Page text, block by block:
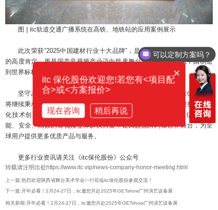
图 | itc轨道交通广播系统在高铁、地铁站的应用案例展示
此次荣获“2025中国建材行业十大品牌”，是对itc整体实力和创新能力
的高度肯定，更是国产音视频产业迈向世界舞台的重要一步。从中国制造
到世界标杆，itc用实际行动证明了民族品牌的崛起与突破。
坚守品质初心，铸就品牌力量。2025年的征程已然开启，itc保伦股份
将继续秉承“创新驱动发展，科技引领未来”的理念，不断加大研发投入，深
化技术创新，提升国产化系统产品性能和品质，为建筑行业提供更加智
能、安全、高效的音视频整体解决方案，让民族品牌闪耀世界舞台，为全
球用户提供更多优质产品与服务。
更多行业资讯请关注《itc保伦股份》公众号
转载请注明出处https://www.itc.vip/news-company-honor-meeting.html
上一篇:热烈欢迎陕西省舞台美术学会一行莅临itc保伦股份参观交流！
下一篇:开年必看！2月24-27日，itc邀您共赴2025年GETshow广州演艺设备展
相关新闻:开年必看！2月24-27日，itc邀您共赴2025年GETshow广州演艺设备展
可以定制方案吗？
你们电话多少？
×
itc 保伦股份欢迎您!若您有<项目配
合>或<方案报价>
现在咨询 稍后再说